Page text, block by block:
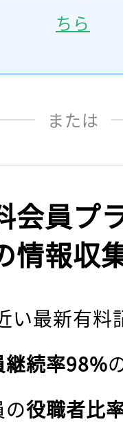
ちら
または
会員プ
情報収
い最新有料
継続率98%
役職者比